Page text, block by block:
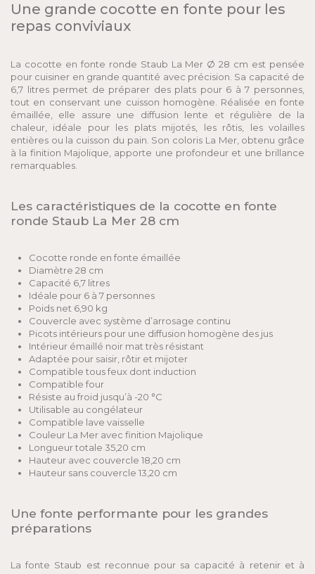
Une grande cocotte en fonte pour les
repas conviviaux
La cocotte en fonte ronde Staub La Mer Ø 28 cm est pensée
pour cuisiner en grande quantité avec précision. Sa capacité de
6,7 litres permet de préparer des plats pour 6 à 7 personnes,
tout en conservant une cuisson homogène. Réalisée en fonte
émaillée, elle assure une diffusion lente et régulière de la
chaleur, idéale pour les plats mijotés, les rôtis, les volailles
entières ou la cuisson du pain. Son coloris La Mer, obtenu grâce
à la finition Majolique, apporte une profondeur et une brillance
remarquables.
Les caractéristiques de la cocotte en fonte
ronde Staub La Mer 28 cm
Cocotte ronde en fonte émaillée
Diamètre 28 cm
Capacité 6,7 litres
Idéale pour 6 à 7 personnes
Poids net 6,90 kg
Couvercle avec système d’arrosage continu
Picots intérieurs pour une diffusion homogène des jus
Intérieur émaillé noir mat très résistant
Adaptée pour saisir, rôtir et mijoter
Compatible tous feux dont induction
Compatible four
Résiste au froid jusqu’à -20 °C
Utilisable au congélateur
Compatible lave vaisselle
Couleur La Mer avec finition Majolique
Longueur totale 35,20 cm
Hauteur avec couvercle 18,20 cm
Hauteur sans couvercle 13,20 cm
Une fonte performante pour les grandes
préparations
La fonte Staub est reconnue pour sa capacité à retenir et à